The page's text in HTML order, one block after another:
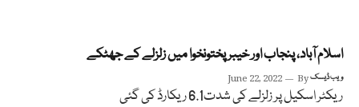
اسلام آباد، پنجاب اور خیبر پختونخوا میں زلزلے کے جھٹکے
June 22, 2022 Byویب ڈیسک
ریکٹر اسکیل پر زلزلے کی شدت6.1 ریکارڈ کی گئی